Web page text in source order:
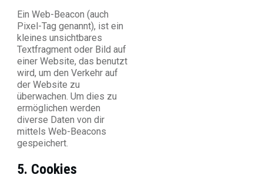
Ein Web-Beacon (auch
Pixel-Tag genannt), ist ein
kleines unsichtbares
Textfragment oder Bild auf
einer Website, das benutzt
wird, um den Verkehr auf
der Website zu
überwachen. Um dies zu
ermöglichen werden
diverse Daten von dir
mittels Web-Beacons
gespeichert.
5. Cookies